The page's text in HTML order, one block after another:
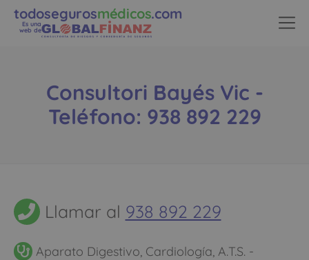
todosegurosmédicos.com
Es una
web de
Consultori Bayés Vic -
Teléfono: 938 892 229
Llamar al 938 892 229
Aparato Digestivo, Cardiología, A.T.S. -